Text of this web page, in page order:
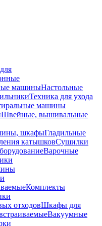
машиныНастольные
Техника для ухода
машины
Швейные, вышивальные
шкафыГладильные
катышковСушилки
Варочные
Комплекты
отходовШкафы для
Вакуумные